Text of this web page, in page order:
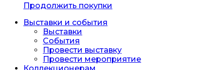
Продолжить покупки
Выставки и события
Выставки
События
Провести выставку
Провести мероприятие
Коллекционерам